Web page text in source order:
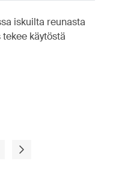
iskuilta reunasta
käytöstä